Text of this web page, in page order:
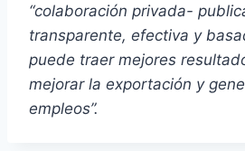
“colaboración privada-
transparente, efectiva y
puede traer mejores
mejorar la exportación y
empleos”.